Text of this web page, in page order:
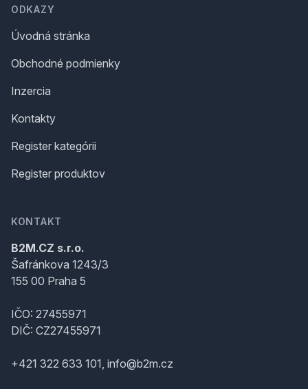
ODKAZY
Úvodná stránka
Obchodné podmienky
Inzercia
Kontakty
Register kategórii
Register produktov
KONTAKT
B2M.CZ s.r.o.
Šafránkova 1243/3
155 00 Praha 5
IČO: 27455971
DIČ: CZ27455971
+421 322 633 101, info@b2m.cz